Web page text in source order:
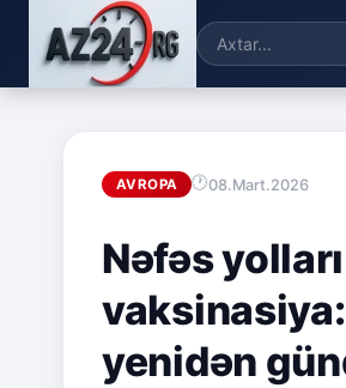
AVROPA 08.Mart.2026
Nəfəs
yenidən